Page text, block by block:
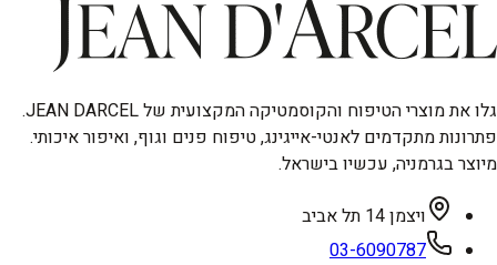
גלו את מוצרי הטיפוח והקוסמטיקה המקצועית של JEAN DARCEL.
פתרונות מתקדמים לאנטי-אייגינג, טיפוח פנים וגוף, ואיפור איכותי.
מיוצר בגרמניה, עכשיו בישראל.
ויצמן 14 תל אביב
03-6090787